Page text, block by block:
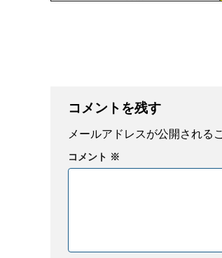
コメントを残す
メールアドレスが公開される
コメント ※